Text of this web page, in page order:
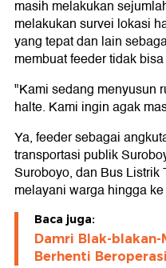
masih melakukan
melakukan survei lokasi
yang tepat dan lain
membuat feeder tidak
"Kami sedang menyusun
halte. Kami ingin agak
Ya, feeder sebagai
transportasi publik
Suroboyo, dan Bus
melayani warga hingga
Baca juga:
Damri Blak-
Berhenti